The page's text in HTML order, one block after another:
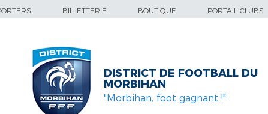
BILLETTERIE BOUTIQUE PORTAIL CLUBS
DISTRICT DE FOOTBALL DU
MORBIHAN
"Morbihan, foot gagnant !"